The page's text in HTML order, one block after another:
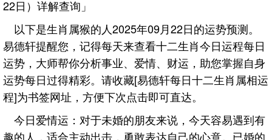
22日）详解查询」
以下是生肖属猴的人2025年09月22日的运势预测。
易德轩提醒您，记得每天来查看十二生肖今日运程每日
运势，大师帮你分析事业、爱情、财运，助您掌握自身
运势每日过得精彩。请收藏[易德轩每日十二生肖属相运
程]为书签网址，方便下次点击即可直达。
今日爱情运：对于未婚的朋友来说，今天容易遇到有
趣的人，适合主动出击，勇敢表达自己的心意。已婚的